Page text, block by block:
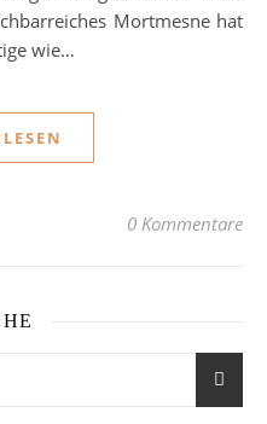
Mortmesne hat
wie…
0 Kommentare